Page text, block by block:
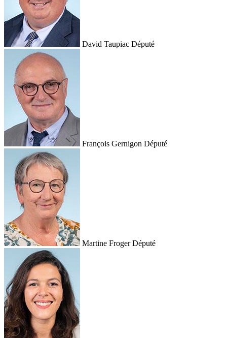
David Taupiac Député
François Gernigon Député
Martine Froger Député